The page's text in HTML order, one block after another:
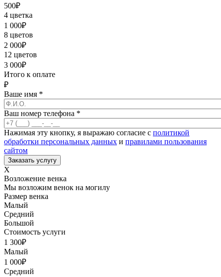
500₽
4 цветка
1 000₽
8 цветов
2 000₽
12 цветов
3 000₽
Итого к оплате
₽
Ваше имя *
Ваш номер телефона *
Нажимая эту кнопку, я выражаю согласие с политикой
обработки персональных данных и правилами пользования
сайтом
X
Возложение венка
Мы возложим венок на могилу
Размер венка
Малый
Средний
Большой
Стоимость услуги
1 300₽
Малый
1 000₽
Средний